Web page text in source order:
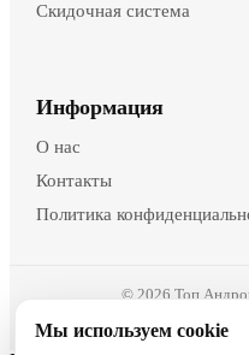
Скидочная система
Информация
О нас
Контакты
Политика
© 2026 Топ
Мы используем cookie